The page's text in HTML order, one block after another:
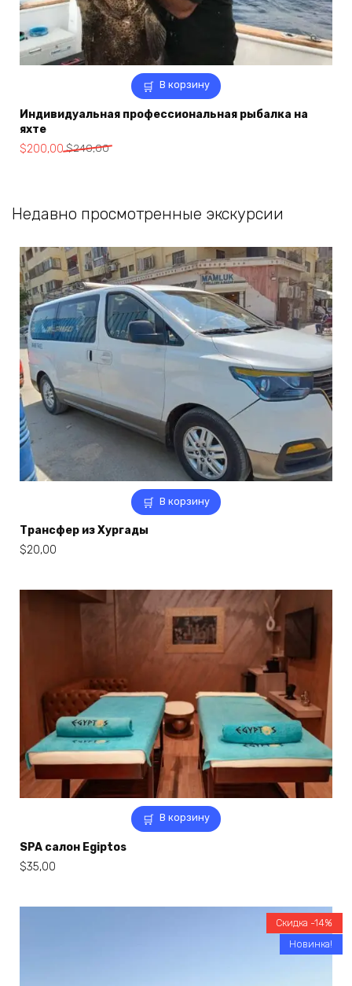
В корзину
Индивидуальная профессиональная рыбалка на
яхте
$240,00
Первоначальная
$200,00
Текущая
Недавно просмотренные экскурсии
В корзину
Трансфер из Хургады
$20,00
В корзину
SPA салон Egiptos
$35,00
Скидка -14%
Новинка!